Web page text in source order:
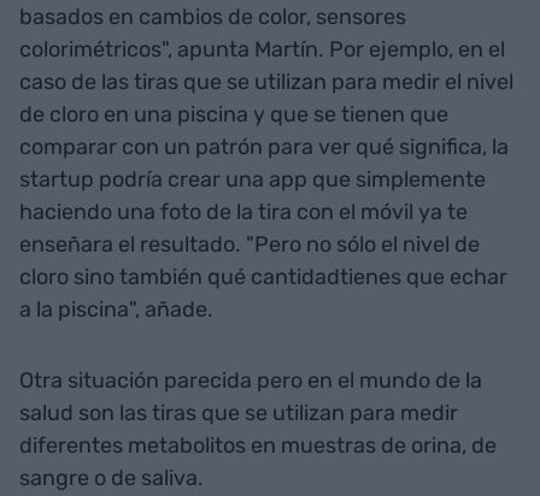
basados en cambios de color, sensores
colorimétricos", apunta Martín. Por ejemplo, en el
caso de las tiras que se utilizan para medir el nivel
de cloro en una piscina y que se tienen que
comparar con un patrón para ver qué significa, la
startup podría crear una app que simplemente
haciendo una foto de la tira con el móvil ya te
enseñara el resultado. "Pero no sólo el nivel de
cloro sino también qué cantidadtienes que echar
a la piscina", añade.
Otra situación parecida pero en el mundo de la
salud son las tiras que se utilizan para medir
diferentes metabolitos en muestras de orina, de
sangre o de saliva.